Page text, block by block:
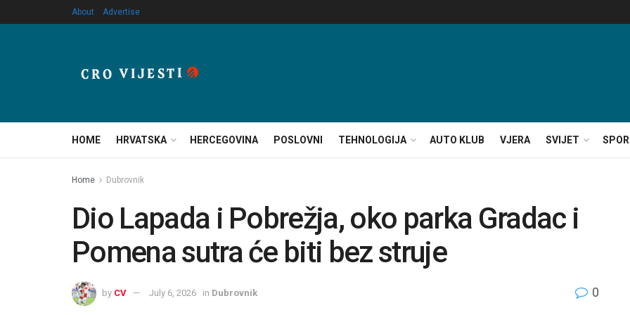
About Advertise
HOME HRVATSKA HERCEGOVINA POSLOVNI TEHNOLOGIJA AUTO KLUB VJERA SVIJET
Home Dubrovnik
Dio Lapada i Pobrežja, oko parka Gradac i
Pomena sutra će biti bez struje
by CV July 6, 2026 in Dubrovnik 0